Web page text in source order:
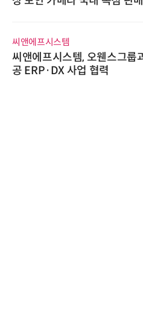
위고페어, 서
환(AX) 지원